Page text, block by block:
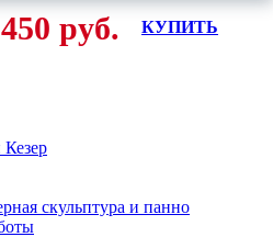
скульптура и панно
450 руб. КУПИТЬ